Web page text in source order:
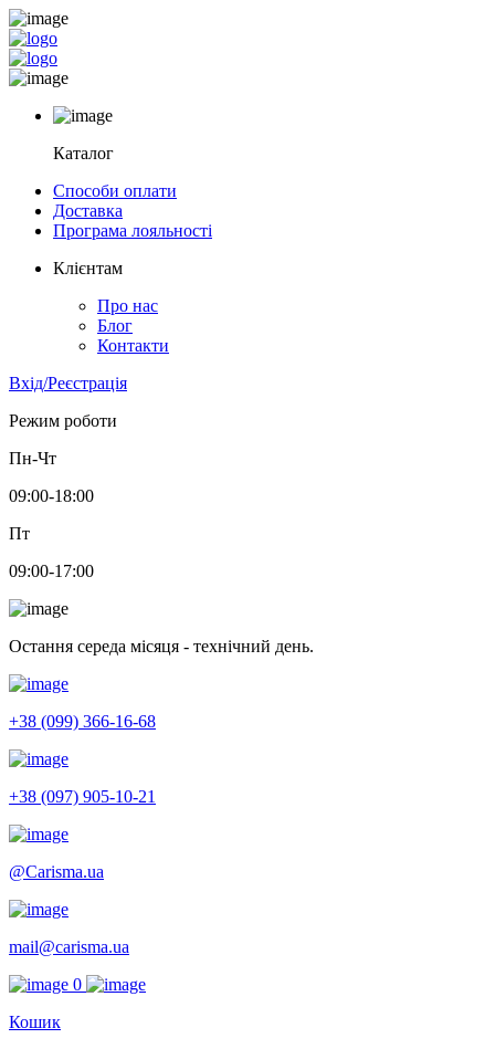
Каталог
Способи оплати
Доставка
Програма лояльності
Клієнтам
Про нас
Блог
Контакти
Вхід/Реєстрація
Режим роботи
Пн-Чт
09:00-18:00
Пт
09:00-17:00
Остання середа місяця - технічний день.
+38 (099) 366-16-68
+38 (097) 905-10-21
@Carisma.ua
mail@carisma.ua
0
Кошик